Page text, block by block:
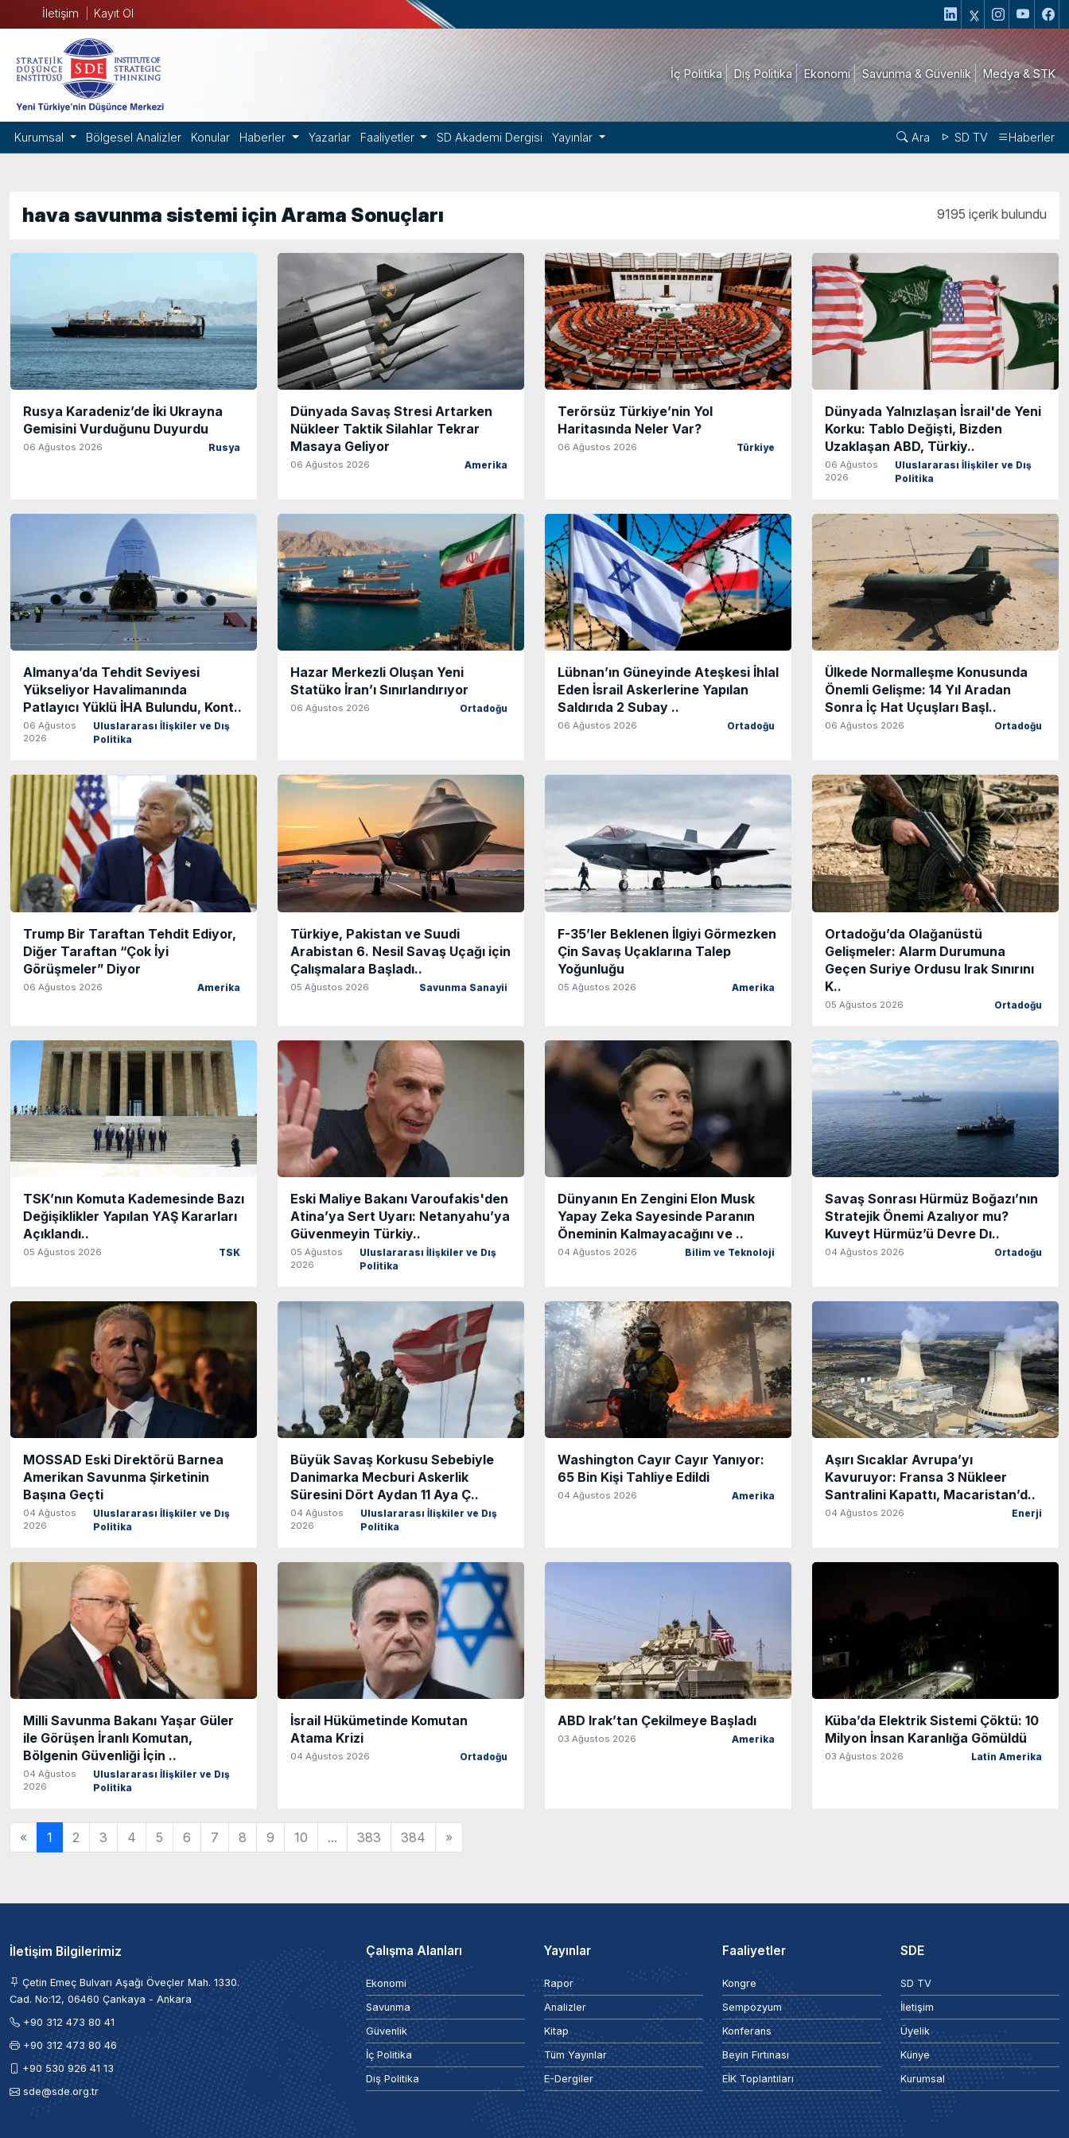
İletişim Kayıt Ol
İç Politika Dış Politika Ekonomi Savunma & Güvenlik Medya & STK
Kurumsal Bölgesel Analizler Konular Haberler Yazarlar Faaliyetler SD Akademi Dergisi Yayınlar Ara SD TV Haberler
hava savunma sistemi için Arama Sonuçları 9195 içerik bulundu
Rusya Karadeniz’de İki Ukrayna
Gemisini Vurduğunu Duyurdu
06 Ağustos 2026 Rusya
Dünyada Savaş Stresi Artarken
Nükleer Taktik Silahlar Tekrar
Masaya Geliyor
06 Ağustos 2026 Amerika
Terörsüz Türkiye’nin Yol
Haritasında Neler Var?
06 Ağustos 2026 Türkiye
Dünyada Yalnızlaşan İsrail'de Yeni
Korku: Tablo Değişti, Bizden
Uzaklaşan ABD, Türkiy..
06 Ağustos
2026
Uluslararası İlişkiler ve Dış
Politika
Almanya’da Tehdit Seviyesi
Yükseliyor Havalimanında
Patlayıcı Yüklü İHA Bulundu, Kont..
06 Ağustos
2026
Uluslararası İlişkiler ve Dış
Politika
Hazar Merkezli Oluşan Yeni
Statüko İran’ı Sınırlandırıyor
06 Ağustos 2026 Ortadoğu
Lübnan’ın Güneyinde Ateşkesi İhlal
Eden İsrail Askerlerine Yapılan
Saldırıda 2 Subay ..
06 Ağustos 2026 Ortadoğu
Ülkede Normalleşme Konusunda
Önemli Gelişme: 14 Yıl Aradan
Sonra İç Hat Uçuşları Başl..
06 Ağustos 2026 Ortadoğu
Trump Bir Taraftan Tehdit Ediyor,
Diğer Taraftan “Çok İyi
Görüşmeler” Diyor
06 Ağustos 2026 Amerika
Türkiye, Pakistan ve Suudi
Arabistan 6. Nesil Savaş Uçağı için
Çalışmalara Başladı..
05 Ağustos 2026 Savunma Sanayii
F-35’ler Beklenen İlgiyi Görmezken
Çin Savaş Uçaklarına Talep
Yoğunluğu
05 Ağustos 2026 Amerika
Ortadoğu’da Olağanüstü
Gelişmeler: Alarm Durumuna
Geçen Suriye Ordusu Irak Sınırını
K..
05 Ağustos 2026 Ortadoğu
TSK’nın Komuta Kademesinde Bazı
Değişiklikler Yapılan YAŞ Kararları
Açıklandı..
05 Ağustos 2026 TSK
Eski Maliye Bakanı Varoufakis'den
Atina’ya Sert Uyarı: Netanyahu’ya
Güvenmeyin Türkiy..
05 Ağustos
2026
Uluslararası İlişkiler ve Dış
Politika
Dünyanın En Zengini Elon Musk
Yapay Zeka Sayesinde Paranın
Öneminin Kalmayacağını ve ..
04 Ağustos 2026 Bilim ve Teknoloji
Savaş Sonrası Hürmüz Boğazı’nın
Stratejik Önemi Azalıyor mu?
Kuveyt Hürmüz’ü Devre Dı..
04 Ağustos 2026 Ortadoğu
MOSSAD Eski Direktörü Barnea
Amerikan Savunma Şirketinin
Başına Geçti
04 Ağustos
2026
Uluslararası İlişkiler ve Dış
Politika
Büyük Savaş Korkusu Sebebiyle
Danimarka Mecburi Askerlik
Süresini Dört Aydan 11 Aya Ç..
04 Ağustos
2026
Uluslararası İlişkiler ve Dış
Politika
Washington Cayır Cayır Yanıyor:
65 Bin Kişi Tahliye Edildi
04 Ağustos 2026 Amerika
Aşırı Sıcaklar Avrupa’yı
Kavuruyor: Fransa 3 Nükleer
Santralini Kapattı, Macaristan’d..
04 Ağustos 2026 Enerji
Milli Savunma Bakanı Yaşar Güler
ile Görüşen İranlı Komutan,
Bölgenin Güvenliği İçin ..
04 Ağustos
2026
Uluslararası İlişkiler ve Dış
Politika
İsrail Hükümetinde Komutan
Atama Krizi
04 Ağustos 2026 Ortadoğu
ABD Irak’tan Çekilmeye Başladı
03 Ağustos 2026 Amerika
Küba’da Elektrik Sistemi Çöktü: 10
Milyon İnsan Karanlığa Gömüldü
03 Ağustos 2026 Latin Amerika
« 1 2 3 4 5 6 7 8 9 10 ... 383 384 »
İletişim Bilgilerimiz
Çetin Emeç Bulvarı Aşağı Öveçler Mah. 1330.
Cad. No:12, 06460 Çankaya - Ankara
+90 312 473 80 41
+90 312 473 80 46
+90 530 926 41 13
sde@sde.org.tr
Çalışma Alanları
Ekonomi
Savunma
Güvenlik
İç Politika
Dış Politika
Yayınlar
Rapor
Analizler
Kitap
Tüm Yayınlar
E-Dergiler
Faaliyetler
Kongre
Sempozyum
Konferans
Beyin Fırtınası
EİK Toplantıları
SDE
SD TV
İletişim
Üyelik
Künye
Kurumsal